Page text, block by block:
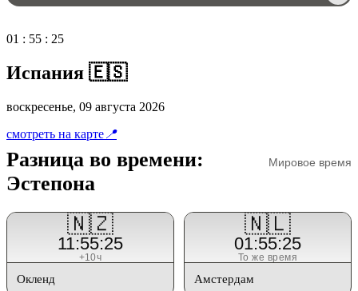
01 : 55 : 25
Испания 🇪🇸
воскресенье, 09 августа 2026
смотреть на карте 📍
Разница во времени:
Эстепона
Мировое время
🇳🇿
11:55:25
+10ч
Окленд
🇳🇱
01:55:25
То же время
Амстердам